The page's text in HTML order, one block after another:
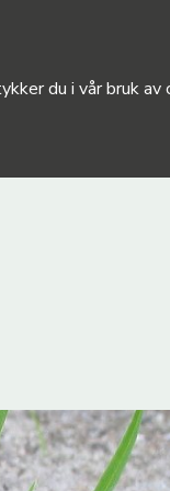
du i vår bruk av